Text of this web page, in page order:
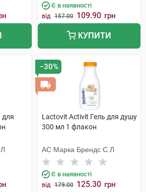
Є в наявності
від 157.00 109.90 грн
КУПИТИ
для
−30%
Lactovit Activit Гель для душу
300 мл 1 флакон
АС Марка Брендс С.Л
Є в наявності
від 179.00 125.30 грн